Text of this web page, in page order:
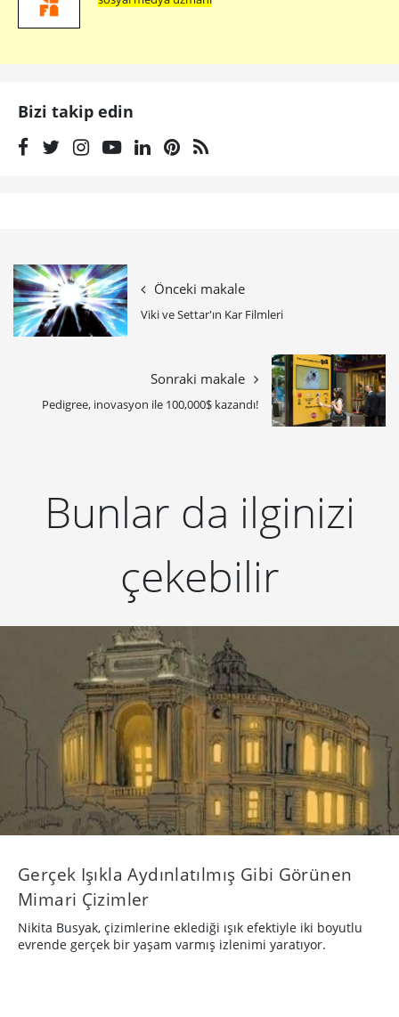
Bizi takip edin
Önceki makale
Viki ve Settar'ın Kar Filmleri
Sonraki makale
Pedigree, inovasyon ile 100,000$ kazandı!
Bunlar da ilginizi
çekebilir
Gerçek Işıkla Aydınlatılmış Gibi Görünen
Mimari Çizimler
Nikita Busyak, çizimlerine eklediği ışık efektiyle iki boyutlu
evrende gerçek bir yaşam varmış izlenimi yaratıyor.